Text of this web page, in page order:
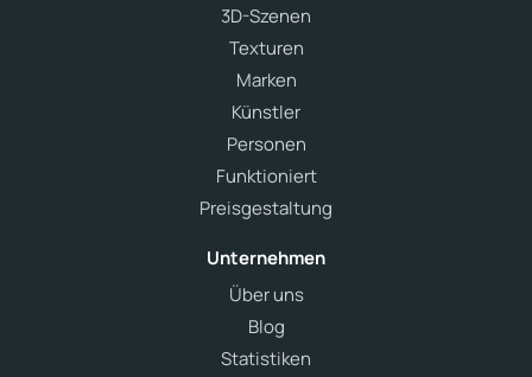
3D-Szenen
Texturen
Marken
Künstler
Personen
Funktioniert
Preisgestaltung
Unternehmen
Über uns
Blog
Statistiken